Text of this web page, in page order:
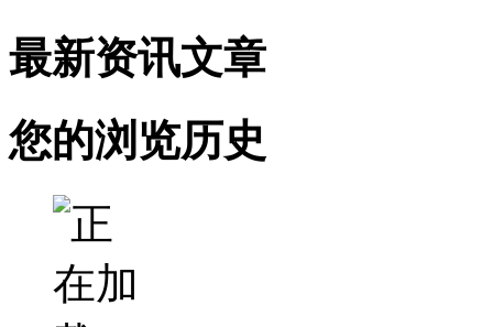
最新资讯文章
您的浏览历史